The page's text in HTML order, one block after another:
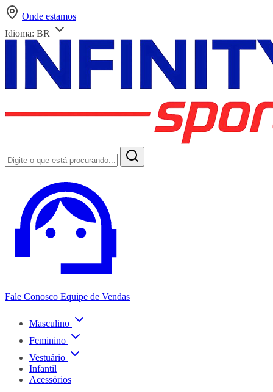
Onde estamos
Idioma: BR
Fale Conosco Equipe de Vendas
Masculino
Feminino
Vestuário
Infantil
Acessórios